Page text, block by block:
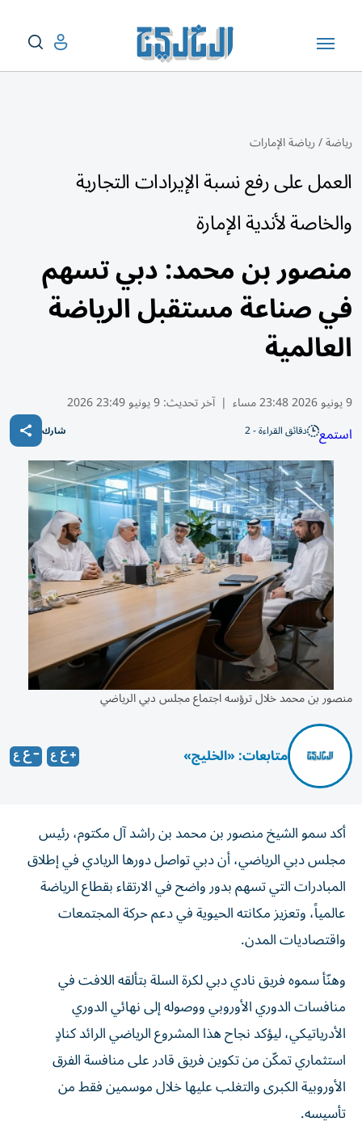
رياضة/رياضة الإمارات
العمل على رفع نسبة الإيرادات التجارية
والخاصة لأندية الإمارة
منصور بن محمد: دبي تسهم
في صناعة مستقبل الرياضة
العالمية
9 يونيو 2026 23:48 مساء | آخر تحديث:9 يونيو 23:49 2026
استمع دقائق القراءة - 2 شارك
منصور بن محمد خلال ترؤسه اجتماع مجلس دبي الرياضي
متابعات: «الخليج»
أكد سمو الشيخ منصور بن محمد بن راشد آل مكتوم، رئيس
مجلس دبي الرياضي، أن دبي تواصل دورها الريادي في إطلاق
المبادرات التي تسهم بدور واضح في الارتقاء بقطاع الرياضة
عالمياً، وتعزيز مكانته الحيوية في دعم حركة المجتمعات
واقتصاديات المدن.
وهنّأ سموه فريق نادي دبي لكرة السلة بتألقه اللافت في
منافسات الدوري الأوروبي ووصوله إلى نهائي الدوري
الأدرياتيكي، ليؤكد نجاح هذا المشروع الرياضي الرائد كنادٍ
استثماري تمكّن من تكوين فريق قادر على منافسة الفرق
الأوروبية الكبرى والتغلب عليها خلال موسمين فقط من
تأسيسه.